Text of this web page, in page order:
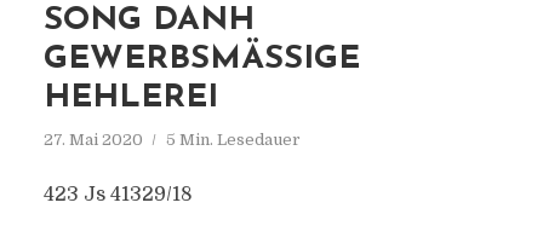
SONG DANH
GEWERBSMÄSSIGE H
EHLEREI
27. Mai 2020 5 Min. Lesedauer
423 Js 41329/18